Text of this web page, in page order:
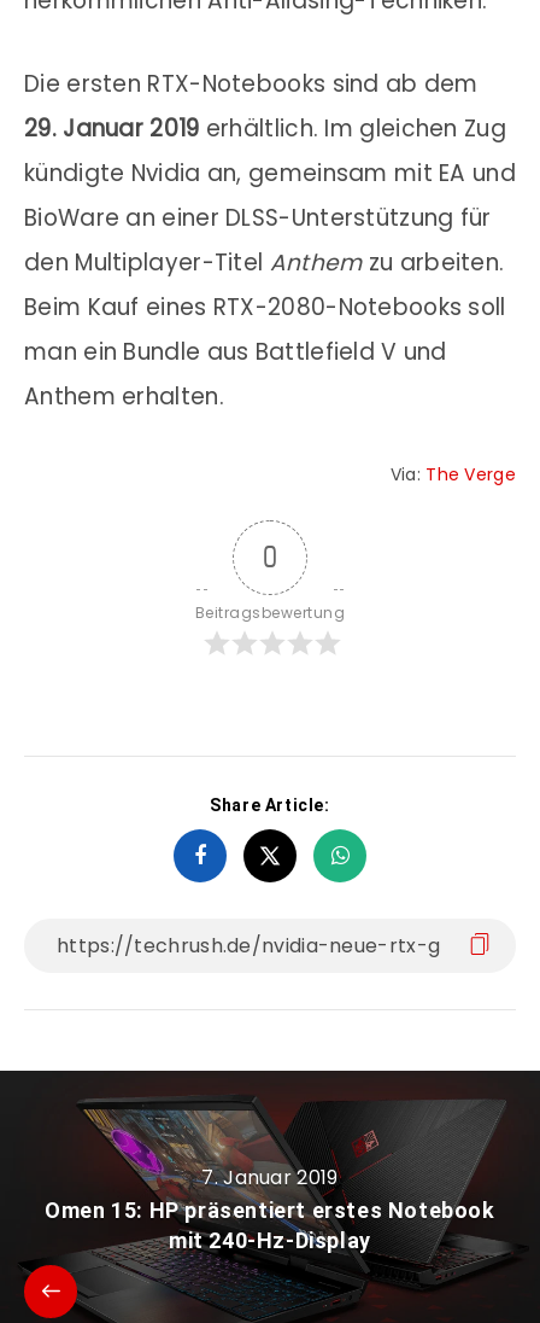
Die ersten RTX-Notebooks sind ab dem
29. Januar 2019 erhältlich. Im gleichen Zug
kündigte Nvidia an, gemeinsam mit EA und
BioWare an einer DLSS-Unterstützung für
den Multiplayer-Titel Anthemzu arbeiten.
Beim Kauf eines RTX-2080-Notebooks soll
man ein Bundle aus Battlefield V und
Anthem erhalten.
Via: The Verge
0
Beitragsbewertung
Share Article:
7. Januar 2019
Omen 15: HP präsentiert erstes Notebook
mit 240-Hz-Display